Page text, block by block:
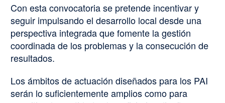
Con esta convocatoria se pretende incentivar y
seguir impulsando el desarrollo local desde una
perspectiva integrada que fomente la gestión
coordinada de los problemas y la consecución de
resultados.
Los ámbitos de actuación diseñados para los PAI
serán lo suficientemente amplios como para